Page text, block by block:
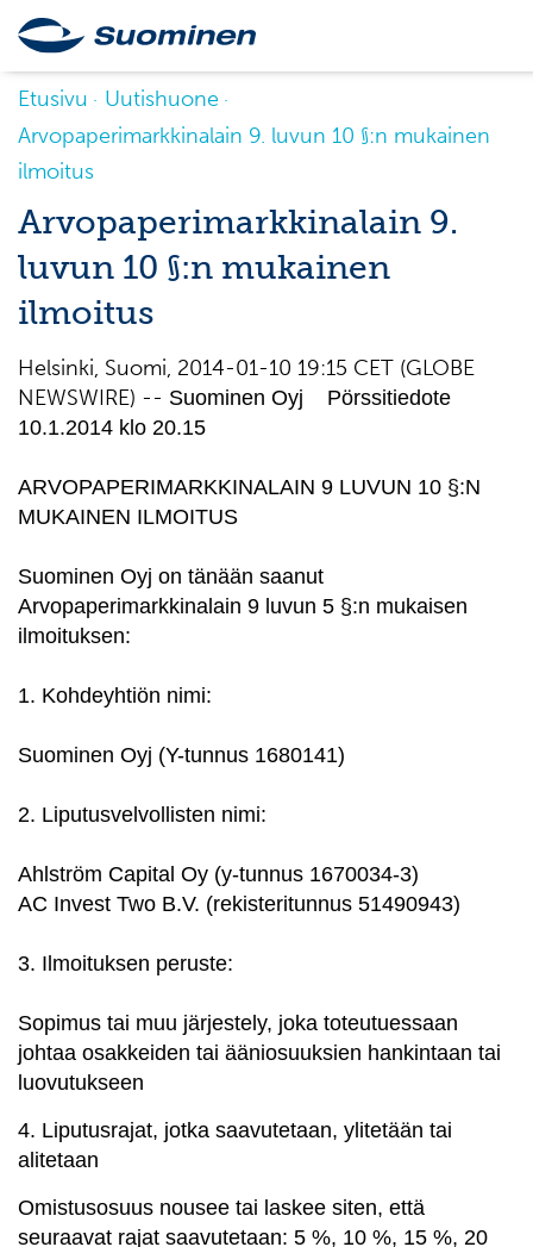
Etusivu
Uutishuone
Arvopaperimarkkinalain 9. luvun 10 §:n mukainen
ilmoitus
Arvopaperimarkkinalain 9.
luvun 10 §:n mukainen
ilmoitus
Helsinki, Suomi, 2014-01-10 19:15 CET (GLOBE
NEWSWIRE) -- Suominen Oyj Pörssitiedote
10.1.2014 klo 20.15
ARVOPAPERIMARKKINALAIN 9 LUVUN 10 §:N
MUKAINEN ILMOITUS
Suominen Oyj on tänään saanut
Arvopaperimarkkinalain 9 luvun 5 §:n mukaisen
ilmoituksen:
1. Kohdeyhtiön nimi:
Suominen Oyj (Y-tunnus 1680141)
2. Liputusvelvollisten nimi:
Ahlström Capital Oy (y-tunnus 1670034-3)
AC Invest Two B.V. (rekisteritunnus 51490943)
3. Ilmoituksen peruste:
Sopimus tai muu järjestely, joka toteutuessaan
johtaa osakkeiden tai ääniosuuksien hankintaan tai
luovutukseen
4. Liputusrajat, jotka saavutetaan, ylitetään tai
alitetaan
Omistusosuus nousee tai laskee siten, että
seuraavat rajat saavutetaan: 5 %, 10 %, 15 %, 20